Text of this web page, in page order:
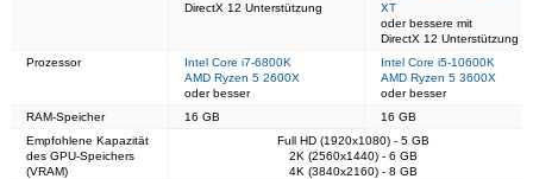
DirectX 12 Unterstützung
XT
oder bessere mit
DirectX 12 Unterstützung
Prozessor
Intel Core i7-6800K
AMD Ryzen 5 2600X
oder besser
Intel Core i5-10600K
AMD Ryzen 5 3600X
oder besser
RAM-Speicher
16 GB
16 GB
Empfohlene Kapazität
des GPU-Speichers
(VRAM)
Full HD (1920x1080) - 5 GB
2K (2560x1440) - 6 GB
4K (3840x2160) - 8 GB